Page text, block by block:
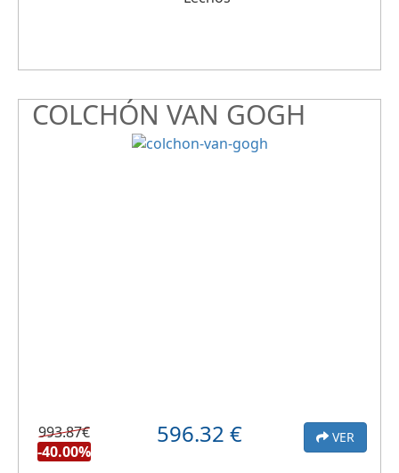
COLCHÓN VAN GOGH
993.87€
-40.00%
596.32 € VER